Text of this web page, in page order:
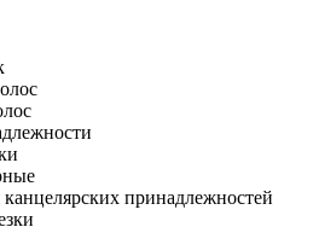
принадлежностей